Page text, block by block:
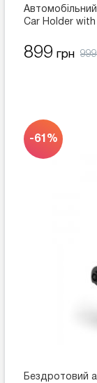
Car Holder with
899 грн 999
-61%
Бездротовий